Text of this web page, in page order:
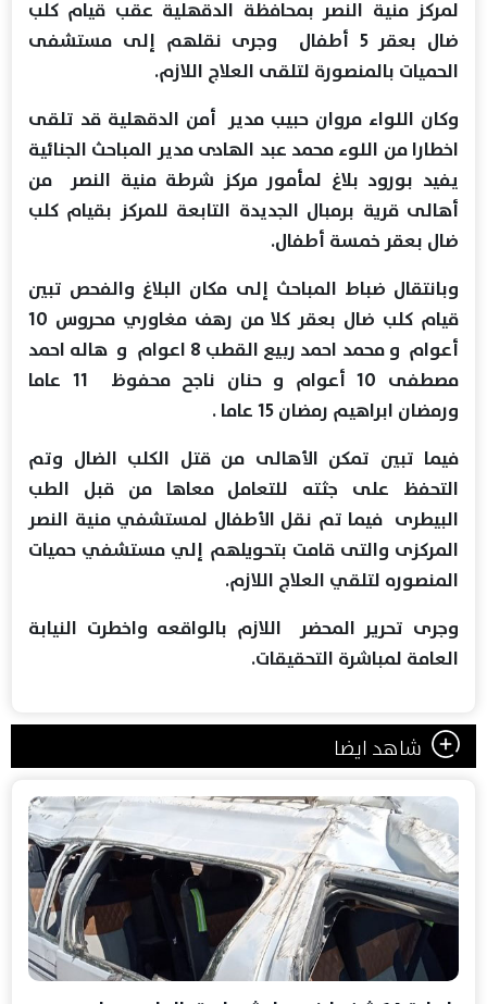
لمركز منية النصر بمحافظة الدقهلية عقب قيام كلب
ضال بعقر 5 أطفال وجرى نقلهم إلى مستشفى
الحميات بالمنصورة لتلقى العلاج اللازم.
وكان اللواء مروان حبيب مدير أمن الدقهلية قد تلقى
اخطارا من اللوء محمد عبد الهادى مدير المباحث الجنائية
يفيد بورود بلاغ لمأمور مركز شرطة منية النصر من
أهالى قرية برمبال الجديدة التابعة للمركز بقيام كلب
ضال بعقر خمسة أطفال.
وبانتقال ضباط المباحث إلى مكان البلاغ والفحص تبين
قيام كلب ضال بعقر كلا من رهف مغاوري محروس 10
أعوام و محمد احمد ربيع القطب 8 اعوام و هاله احمد
مصطفى 10 أعوام و حنان ناجح محفوظ 11 عاما
ورمضان ابراهيم رمضان 15 عاما .
فيما تبين تمكن الأهالى من قتل الكلب الضال وتم
التحفظ على جثته للتعامل معاها من قبل الطب
البيطرى فيما تم نقل الأطفال لمستشفي منية النصر
المركزى والتى قامت بتحويلهم إلي مستشفي حميات
المنصوره لتلقي العلاج اللازم.
وجرى تحرير المحضر اللازم بالواقعه واخطرت النيابة
العامة لمباشرة التحقيقات.
شاهد ايضا